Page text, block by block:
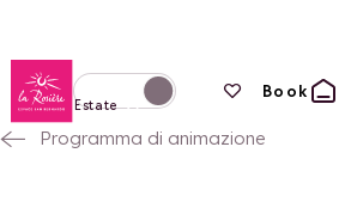
Torna alla home page
Passa alla modalità invernale
Estate
I tuoi preferiti
Book
Programma di animazione